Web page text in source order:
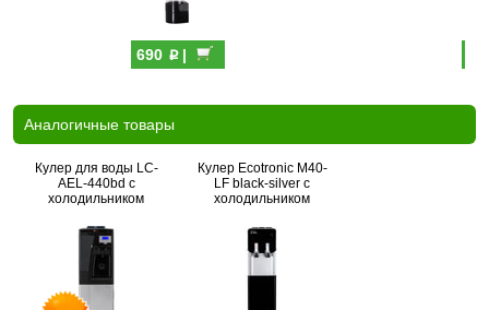
690 p|
Аналогичные товары
Кулер для воды LC-
AEL-440bd с
холодильником
Кулер Ecotronic M40-
LF black-silver с
холодильником